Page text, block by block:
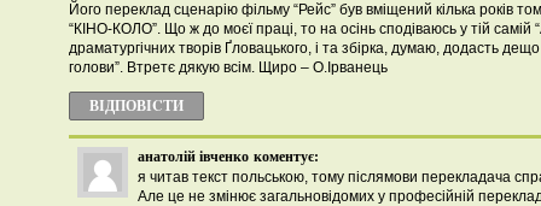
Його переклад сценарію фільму “Рейс” був вміщений кілька років
“КІНО-КОЛО”. Що ж до моєї праці, то на осінь сподіваюсь у тій самій
драматургічних творів Ґловацького, і та збірка, думаю, додасть
голови”. Втретє дякую всім. Щиро – О.Ірванець
ВІДПОВІCТИ
анатолій івченко коментує:
я читав текст польською, тому післямови перекладача
Але це не змінює загальновідомих у професійній